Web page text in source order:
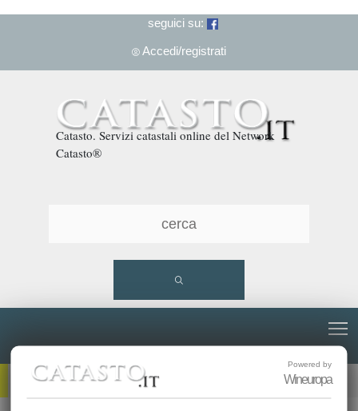
seguici su:
Accedi/registrati
Catasto. Servizi catastali online del Network
Catasto®
R
Powered by
Wineuropa